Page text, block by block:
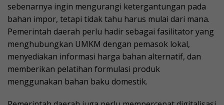
sebenarnya ingin mengurangi ketergantungan pada
bahan impor, tetapi tidak tahu harus mulai dari mana.
Pemerintah daerah perlu hadir sebagai fasilitator yang
menghubungkan UMKM dengan pemasok lokal,
menyediakan informasi harga bahan alternatif, dan
memberikan pelatihan formulasi produk
menggunakan bahan baku domestik.